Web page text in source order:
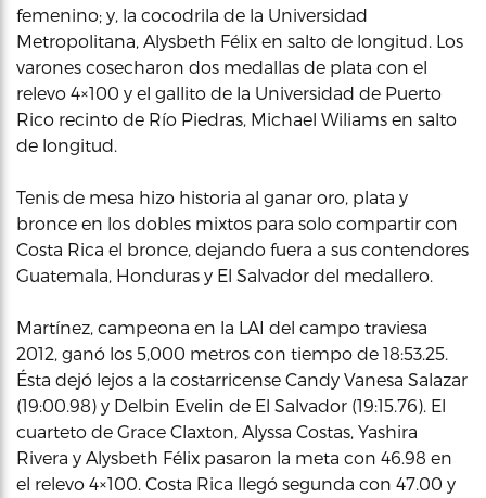
femenino; y, la cocodrila de la Universidad
Metropolitana, Alysbeth Félix en salto de longitud. Los
varones cosecharon dos medallas de plata con el
relevo 4×100 y el gallito de la Universidad de Puerto
Rico recinto de Río Piedras, Michael Wiliams en salto
de longitud.
Tenis de mesa hizo historia al ganar oro, plata y
bronce en los dobles mixtos para solo compartir con
Costa Rica el bronce, dejando fuera a sus contendores
Guatemala, Honduras y El Salvador del medallero.
Martínez, campeona en la LAI del campo traviesa
2012, ganó los 5,000 metros con tiempo de 18:53.25.
Ésta dejó lejos a la costarricense Candy Vanesa Salazar
(19:00.98) y Delbin Evelin de El Salvador (19:15.76). El
cuarteto de Grace Claxton, Alyssa Costas, Yashira
Rivera y Alysbeth Félix pasaron la meta con 46.98 en
el relevo 4×100. Costa Rica llegó segunda con 47.00 y